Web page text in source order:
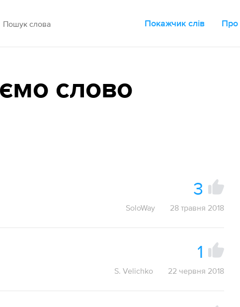
Покажчик слів Про
слово
3
SoloWay 28 травня 2018
1
S. Velichko 22 червня 2018